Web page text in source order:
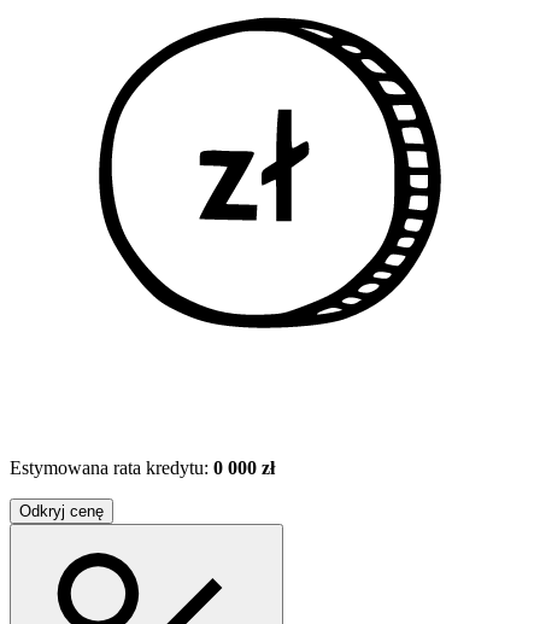
Estymowana rata kredytu: 0 000 zł
Odkryj cenę